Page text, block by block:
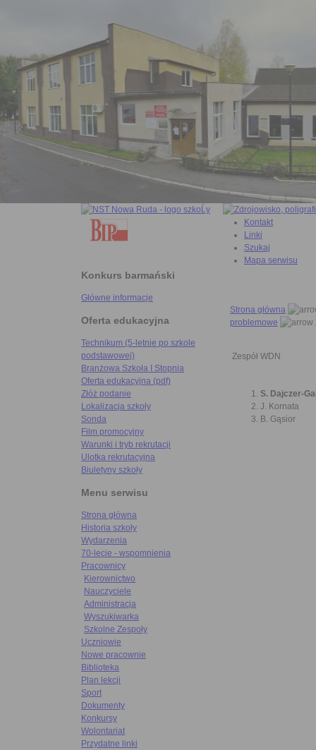
Konkurs barmański
Główne informacje
Oferta edukacyjna
Technikum (5-letnie po szkole
podstawowej)
Branżowa Szkoła I Stopnia
Oferta edukacyjna (pdf)
Złóż podanie
Lokalizacja szkoły
Sonda
Film promocyjny
Warunki i tryb rekrutacji
Ulotka rekrutacyjna
Biuletyny szkoły
Menu serwisu
Strona główna
Historia szkoły
Wydarzenia
70-lecie - wspomnienia
Pracownicy
Kierownictwo
Nauczyciele
Administracja
Wyszukiwarka
Szkolne Zespoły
Uczniowie
Nowe pracownie
Biblioteka
Plan lekcji
Sport
Dokumenty
Konkursy
Wolontariat
Przydatne linki
Kontakt
Linki
Szukaj
Mapa serwisu
Strona główna
problemowe
Zespół WDN
S. Dajczer-
J. Kornata
B. Gąsior